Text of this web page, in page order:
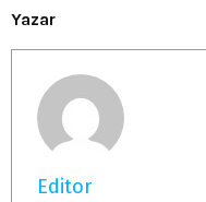
Yazar
Editor